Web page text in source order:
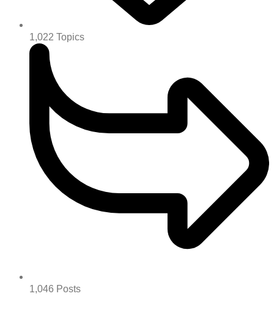
1,022 Topics
1,046 Posts